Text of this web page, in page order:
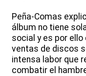
Peña-Comas
álbum no tiene
social y es por
ventas de discos
intensa labor que
combatir el